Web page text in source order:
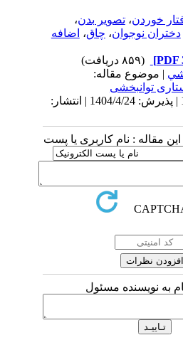
خوردن،تصویر بدن،
نوجوان ،چاق،اضافه
| موضوع مقاله:
توانبخشی
دریافت: 1404/1/22 | پذیرش: 1404/4/24 | انتشار:
مقاله : نام کاربری یا پست
به نویسنده مسئول